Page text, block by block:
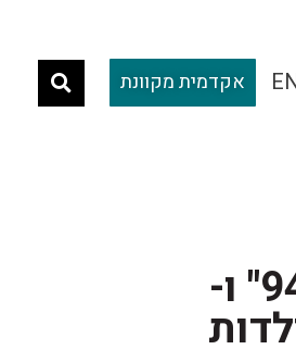
אקדמית מקוונת
התערוכות "מטא-סקס 94" ו-